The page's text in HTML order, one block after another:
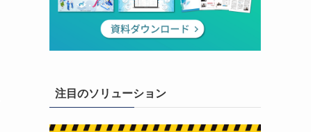
注目のソリューション